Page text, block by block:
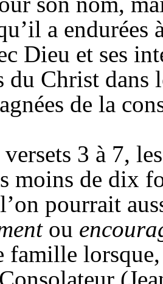
a
Dieu et ses
du Christ
de la
versets 3 à 7,
moins de dix
pourrait
ou
famille